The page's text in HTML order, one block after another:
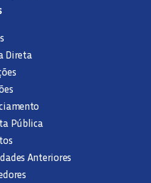
Direta
Pública
Anteriores